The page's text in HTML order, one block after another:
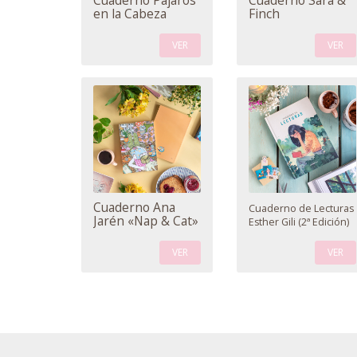
en la Cabeza
VER
Finch
VER
Cuaderno Ana
Jarén «Nap & Cat»
VER
Cuaderno de Lecturas
Esther Gili (2ª Edición)
VER